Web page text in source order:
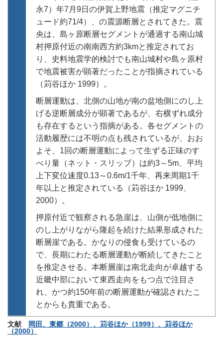
永7）年7月9日の伊賀上野地震（推定マグニチ
ュード約71/4）、の震源断層とされてきた。震
央は、島ヶ原断層セグメントが通過する南山城
村押原付近の南南西方約3kmと推定されてお
り、史料地震学的検討でも南山城村や島ヶ原村
で地震被害が顕著だったことが指摘されている
（苅谷ほか 1999）。
断層運動は、北側の山地が南の盆地側にのし上
げる逆断層成分が顕著であるが、右横ずれ成分
も存在するという指摘がある。各セグメントの
活動履歴には不明の点も残されているが、おお
よそ、1回の断層運動によって生ずる正味のす
べり量（ネット・スリップ）は約3～5m、平均
上下変位速度0.13～0.6m/1千年、再来周期1千
年以上と推定されている（苅谷ほか 1999、
2000）。
押原付近で観察される急崖は、山側が低地側に
のし上がりながら隆起を続けた結果形成された
断層崖である。かなりの侵食も受けているの
で、長期にわたる断層運動が断続してきたこと
を推定させる。本断層崖は南北走向が卓越する
近畿中部において東西走向をもつ点で注目さ
れ、かつ約150年前の断層運動が確認されたこ
とからも貴重である。
文献
岡田、東郷（2000）、苅谷ほか（1999）、苅谷ほか
（2000）